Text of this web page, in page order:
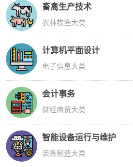
畜禽生产技术
农林牧渔大类
计算机平面设计
电子信息大类
会计事务
财经商贸大类
智能设备运行与维护
装备制造大类